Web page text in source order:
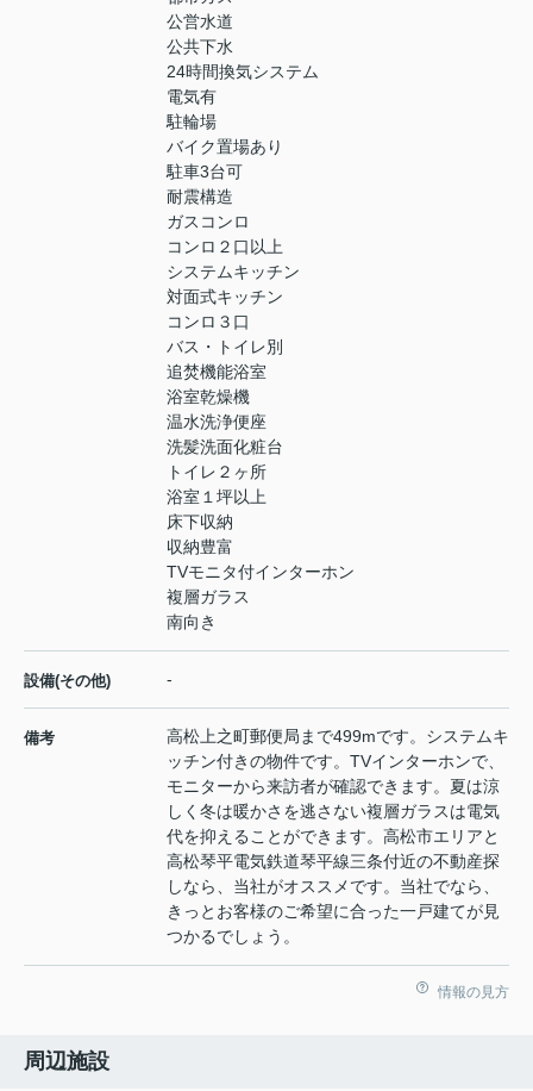
公営水道
公共下水
24時間換気システム
電気有
駐輪場
バイク置場あり
駐車3台可
耐震構造
ガスコンロ
コンロ２口以上
システムキッチン
対面式キッチン
コンロ３口
バス・トイレ別
追焚機能浴室
浴室乾燥機
温水洗浄便座
洗髪洗面化粧台
トイレ２ヶ所
浴室１坪以上
床下収納
収納豊富
TVモニタ付インターホン
複層ガラス
南向き
設備(その他) -
備考
高松上之町郵便局まで499mです。システムキ
ッチン付きの物件です。TVインターホンで、
モニターから来訪者が確認できます。夏は涼
しく冬は暖かさを逃さない複層ガラスは電気
代を抑えることができます。高松市エリアと
高松琴平電気鉄道琴平線三条付近の不動産探
しなら、当社がオススメです。当社でなら、
きっとお客様のご希望に合った一戸建てが見
つかるでしょう。
情報の見方
周辺施設